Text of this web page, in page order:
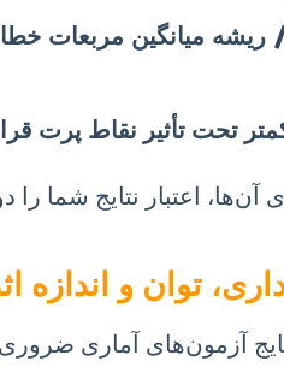
تحت تأثیر نقاط پرت
اعتبار نتایج شما را
آزمون‌های آماری